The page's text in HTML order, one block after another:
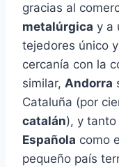
gracias al
metalúrgica y a
tejedores único
cercanía con la
similar, Andorra
Cataluña (por
catalán), y tanto
Española como
pequeño país